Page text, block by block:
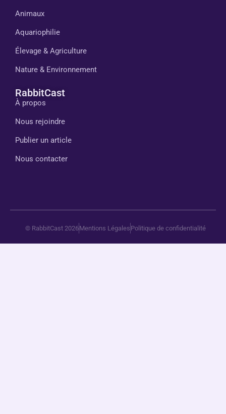
Animaux
Aquariophilie
Élevage & Agriculture
Nature & Environnement
RabbitCast
À propos
Nous rejoindre
Publier un article
Nous contacter
© RabbitCast 2026Mentions Légales Politique de confidentialité